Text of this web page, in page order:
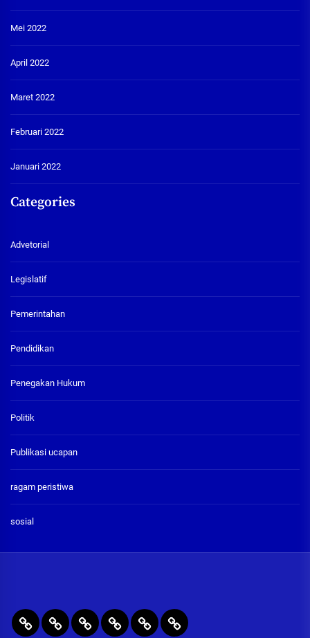
Mei 2022
April 2022
Maret 2022
Februari 2022
Januari 2022
Categories
Advetorial
Legislatif
Pemerintahan
Pendidikan
Penegakan Hukum
Politik
Publikasi ucapan
ragam peristiwa
sosial
BERITA RAGAM PENEGAKANPENDIDIKAN
PublikasiADVETORIAL